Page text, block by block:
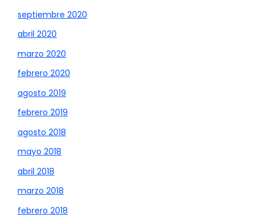
septiembre 2020
abril 2020
marzo 2020
febrero 2020
agosto 2019
febrero 2019
agosto 2018
mayo 2018
abril 2018
marzo 2018
febrero 2018